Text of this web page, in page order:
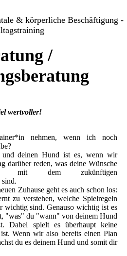
& körperliche Beschäftigung -
/
wertvoller!
nehmen, wenn ich noch
deinen Hund ist es, wenn wir
darüber reden, was deine Wünsche
mit dem zukünftigen
sind.
Zuhause geht es auch schon los:
zu verstehen, welche Spielregeln
wichtig sind. Genauso wichtig ist es
"was" du "wann" von deinem Hund
Dabei spielt es überhaupt keine
Wenn wir also bereits einen Plan
du es deinem Hund und somit dir